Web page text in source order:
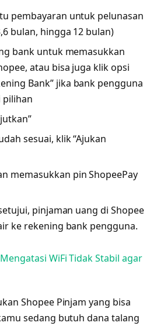
pembayaran untuk pelunasan
bulan, hingga 12 bulan)
bank untuk memasukkan
atau bisa juga klik opsi
Bank” jika bank pengguna
pilihan
sesuai, klik “Ajukan
memasukkan pin ShopeePay
pinjaman uang di Shopee
ke rekening bank pengguna.
WiFi Tidak Stabil agar
Shopee Pinjam yang bisa
sedang butuh dana talang